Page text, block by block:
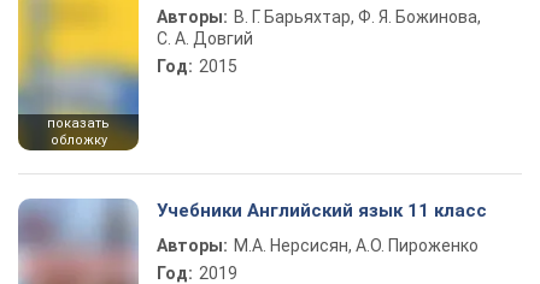
показать
обложку
Авторы: В. Г. Барьяхтар, Ф. Я. Божинова,
С. А. Довгий
Год: 2015
Учебники Английский язык 11 класс
Авторы: М.А. Нерсисян, А.О. Пироженко
Год: 2019